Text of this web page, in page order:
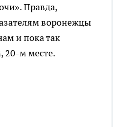
. Правда,
воронежцы
и пока так
20-мместе.